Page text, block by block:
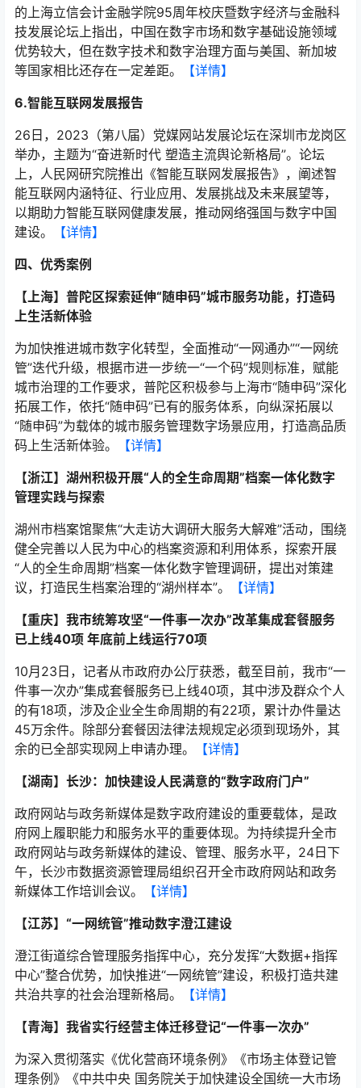
的上海立信会计金融学院95周年校庆暨数字经济与金融科
技发展论坛上指出，中国在数字市场和数字基础设施领域
优势较大，但在数字技术和数字治理方面与美国、新加坡
等国家相比还存在一定差距。
【详情】
6.智能互联网发展报告
26日，2023（第八届）党媒网站发展论坛在深圳市龙岗区
举办，主题为“奋进新时代 塑造主流舆论新格局”。论坛
上，人民网研究院推出《智能互联网发展报告》，阐述智
能互联网内涵特征、行业应用、发展挑战及未来展望等，
以期助力智能互联网健康发展，推动网络强国与数字中国
建设。
【详情】
四、优秀案例
【上海】普陀区探索延伸“随申码”城市服务功能，打造码
上生活新体验
为加快推进城市数字化转型，全面推动“一网通办”“一网统
管”迭代升级，根据市进一步统一“一个码”规则标准，赋能
城市治理的工作要求，普陀区积极参与上海市“随申码”深化
拓展工作，依托“随申码”已有的服务体系，向纵深拓展以
“随申码”为载体的城市服务管理数字场景应用，打造高品质
码上生活新体验。
【详情】
【浙江】湖州积极开展“人的全生命周期”档案一体化数字
管理实践与探索
湖州市档案馆聚焦“大走访大调研大服务大解难”活动，围绕
健全完善以人民为中心的档案资源和利用体系，探索开展
“人的全生命周期”档案一体化数字管理调研，提出对策建
议，打造民生档案治理的“湖州样本”。
【详情】
【重庆】我市统筹攻坚“一件事一次办”改革集成套餐服务
已上线40项 年底前上线运行70项
10月23日，记者从市政府办公厅获悉，截至目前，我市“一
件事一次办”集成套餐服务已上线40项，其中涉及群众个人
的有18项，涉及企业全生命周期的有22项，累计办件量达
45万余件。除部分套餐因法律法规规定必须到现场外，其
余的已全部实现网上申请办理。
【详情】
【湖南】长沙：加快建设人民满意的“数字政府门户”
政府网站与政务新媒体是数字政府建设的重要载体，是政
府网上履职能力和服务水平的重要体现。为持续提升全市
政府网站与政务新媒体的建设、管理、服务水平，24日下
午，长沙市数据资源管理局组织召开全市政府网站和政务
新媒体工作培训会议。
【详情】
【江苏】“一网统管”推动数字澄江建设
澄江街道综合管理服务指挥中心，充分发挥“大数据+指挥
中心”整合优势，加快推进“一网统管”建设，积极打造共建
共治共享的社会治理新格局。
【详情】
【青海】我省实行经营主体迁移登记“一件事一次办”
为深入贯彻落实《优化营商环境条例》《市场主体登记管
理条例》《中共中央 国务院关于加快建设全国统一大市场